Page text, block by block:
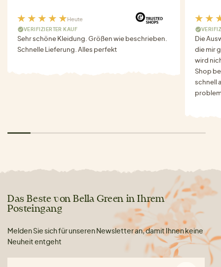
Heute
VERIFIZIERTER KAUF
Sehr schöne Kleidung. Größen wie beschrieben.
Schnelle Lieferung. Alles perfekt
Die
die mir
wird
Shop
schnell
Das Beste von Bella Green in Ihrem
Posteingang
Melden Sie sich für unseren Newsletter an, damit Ihnen keine
Neuheit entgeht